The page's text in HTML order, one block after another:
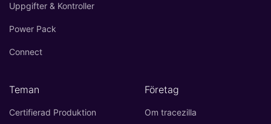
Uppgifter & Kontroller
Power Pack
Connect
Teman
Certifierad Produktion
Företag
Om tracezilla